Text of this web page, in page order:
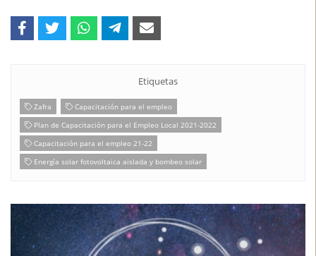
Etiquetas
Zafra
Capacitación para el empleo
Plan de Capacitación para el Empleo Local 2021-2022
Capacitación para el empleo 21-22
Energía solar fotovoltaica aislada y bombeo solar